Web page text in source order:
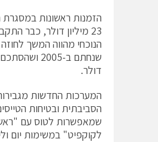
הזמנות ראשונות
23 מיליון דולר, כבר
הנוכחי מהווה המשך
דולר.
המערכות החדשות
הסביבתית ובטיחות
שמאפשרות לטוס עם
לקוקפיט" במשימות יום